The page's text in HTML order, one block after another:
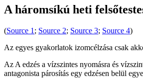
A háromsíkú heti
(Source 1 ; Source 2; Source 3; Source 4)
Az egyes gyakorlatok izomcélzása csak
Az A edzés a vízszintes nyomásra és
antagonista párosítás egy edzésen belül